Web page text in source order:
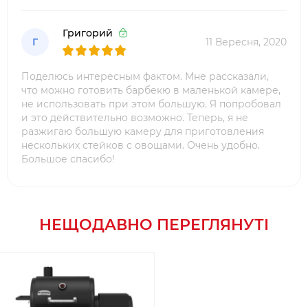
Г
Григорий
11 Вересня, 2020
Поделюсь интересным фактом. Мне рассказали,
что можно готовить барбекю в маленькой камере,
не использовать при этом большую. Я попробовал
и это действительно возможно. Теперь, я не
разжигаю большую камеру для приготовления
нескольких стейков с овощами. Очень удобно.
Большое спасибо!
НЕЩОДАВНО ПЕРЕГЛЯНУТІ